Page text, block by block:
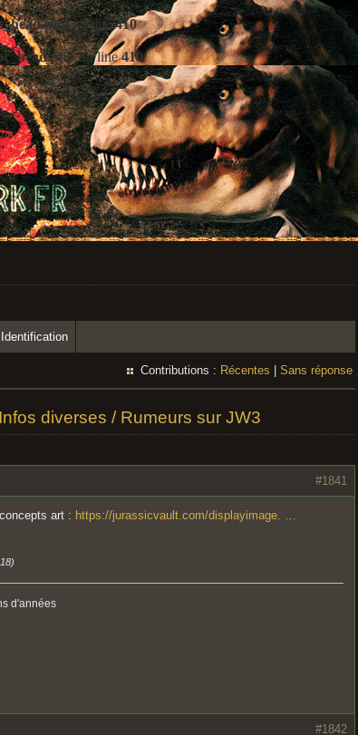
on line410
on line410
Identification
Contributions : Récentes Sans réponse
diverses / Rumeurs sur JW3
#1841
art : https://jurassicvault.com/displayimage. …
d'années
#1842